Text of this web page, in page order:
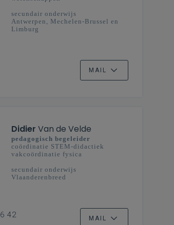
secundair onderwijs
Antwerpen, Mechelen-Brussel en
Limburg
MAIL
Didier Van de Velde
pedagogisch begeleider
coördinatie STEM-didactiek
vakcoördinatie fysica
secundair onderwijs
Vlaanderenbreed
42 MAIL